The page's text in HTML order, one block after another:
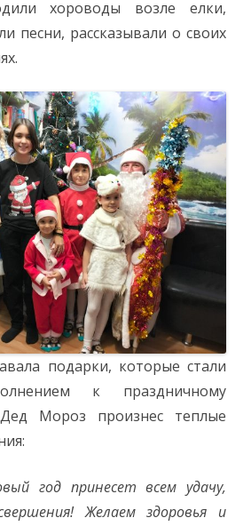
хороводы возле елки,
песни, рассказывали о своих
подарки, которые стали
к праздничному
Мороз произнес теплые
год принесет всем удачу,
Желаем здоровья и